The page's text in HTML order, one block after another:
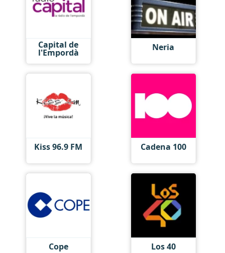
Capital de
l'Empordà Neria
Kiss 96.9 FM Cadena 100
Cope Los 40